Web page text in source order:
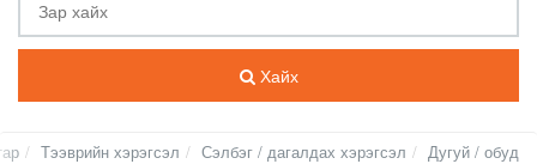
Хайх
Тээврийн хэрэгсэл Сэлбэг / дагалдах хэрэгсэл Дугуй / обуд